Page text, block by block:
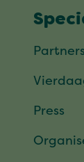
Partners
Press